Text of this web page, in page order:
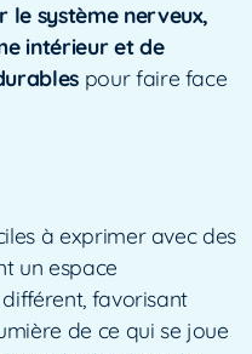
le système nerveux,
intérieur et de
pour faire face
à exprimer avec des
un espace
favorisant
de ce qui se joue